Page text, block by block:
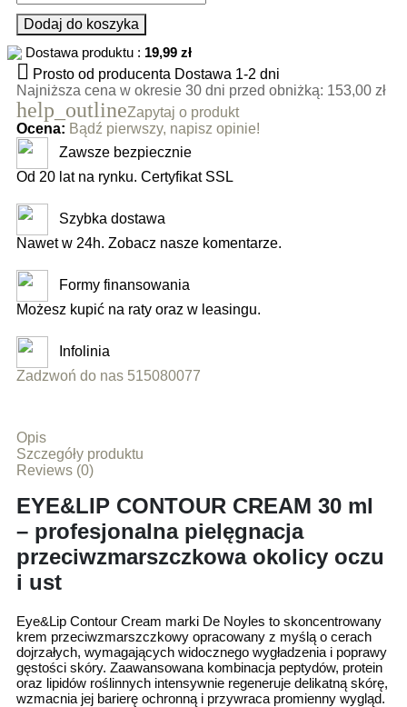
Dodaj do koszyka
Dostawa produktu : 19,99 zł
 Prosto od producenta Dostawa 1-2 dni
Najniższa cena w okresie 30 dni przed obniżką: 153,00 zł
help_outlineZapytaj o produkt
Ocena: Bądź pierwszy, napisz opinie!
Zawsze bezpiecznie
Od 20 lat na rynku. Certyfikat SSL
Szybka dostawa
Nawet w 24h. Zobacz nasze komentarze.
Formy finansowania
Możesz kupić na raty oraz w leasingu.
Infolinia
Zadzwoń do nas 515080077
Opis
Szczegóły produktu
Reviews (0)
EYE&LIP CONTOUR CREAM 30 ml
– profesjonalna pielęgnacja
przeciwzmarszczkowa okolicy oczu
i ust
Eye&Lip Contour Cream marki De Noyles to skoncentrowany
krem przeciwzmarszczkowy opracowany z myślą o cerach
dojrzałych, wymagających widocznego wygładzenia i poprawy
gęstości skóry. Zaawansowana kombinacja peptydów, protein
oraz lipidów roślinnych intensywnie regeneruje delikatną skórę,
wzmacnia jej barierę ochronną i przywraca promienny wygląd.